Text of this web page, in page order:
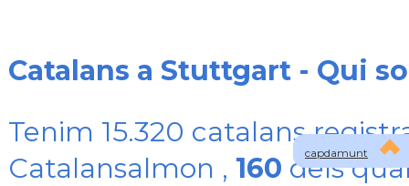
capdamunt
Catalans a Stuttgart - Qui
Tenim 15.320 catalans
Catalansalmon , 160 dels